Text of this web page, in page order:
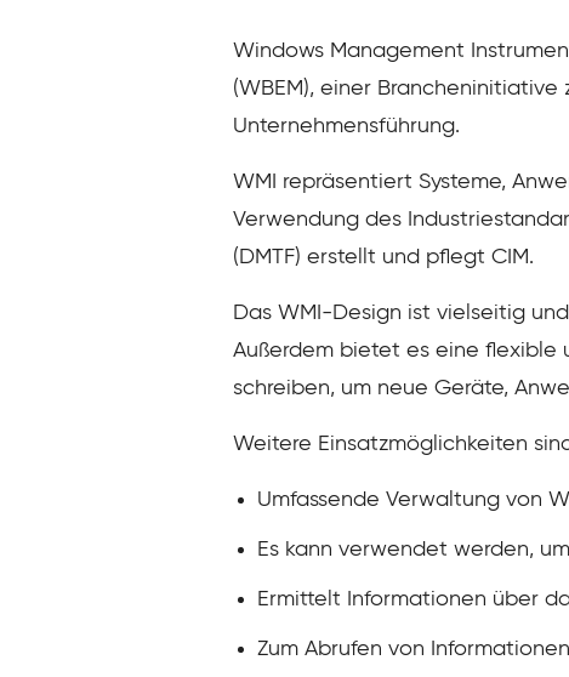
Windows Management
(WBEM), einer
Unternehmensführung.
WMI repräsentiert Systeme,
Verwendung des
(DMTF) erstellt und pflegt CIM.
Das WMI-Design ist vielseitig
Außerdem bietet es eine flexible
schreiben, um neue Geräte,
Weitere Einsatzmöglichkeiten
Umfassende Verwaltung von
Es kann verwendet werden,
Ermittelt Informationen über
Zum Abrufen von